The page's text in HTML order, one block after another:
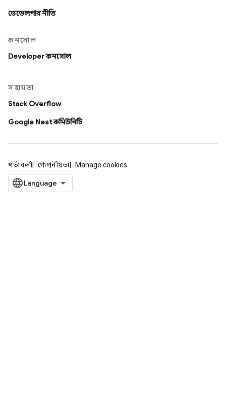
ডেভেলপার নীতি
কনসোল
Developer কনসোল
সহায়তা
Stack Overflow
Google Nest কমিউনিটি
শর্তাবলী গোপনীয়তা Manage cookies